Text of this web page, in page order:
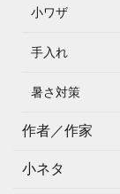
小ワザ
手入れ
暑さ対策
作者／作家
小ネタ